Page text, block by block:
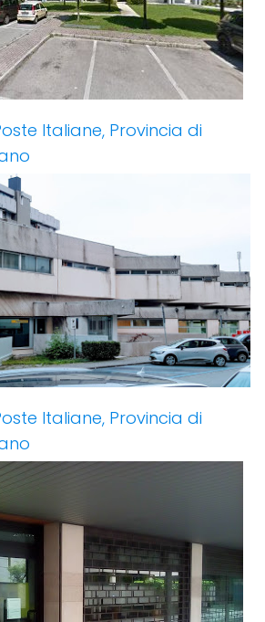
Italiane, Provincia di
Italiane, Provincia di